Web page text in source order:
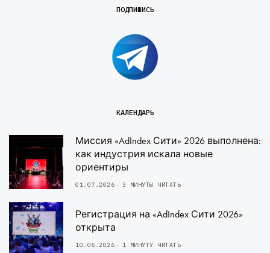
ПОДПИШИСЬ
КАЛЕНДАРЬ
Миссия «AdIndex Сити» 2026 выполнена:
как индустрия искала новые
ориентиры
01.07.2026 3 МИНУТЫ ЧИТАТЬ
Регистрация на «AdIndex Сити 2026»
открыта
10.06.2026 1 МИНУТУ ЧИТАТЬ